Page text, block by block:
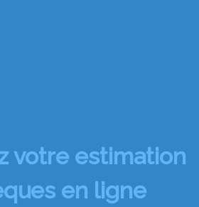
votre estimation
en ligne